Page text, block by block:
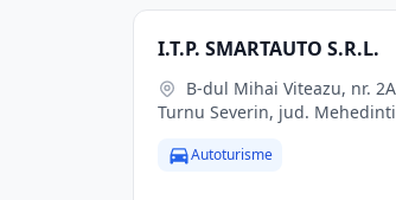
I.T.P. SMARTAUTO S.R.L.
Turnu Severin, jud. Mehedinti
Autoturisme